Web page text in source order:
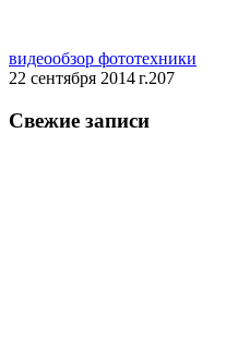
видеообзор фототехники
22 сентября 2014 г.207
Свежие записи